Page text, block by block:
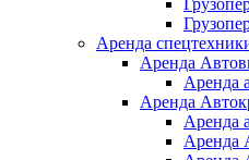
Аренда
Аренда
Аренда
Аренда
Аренда
Аренда